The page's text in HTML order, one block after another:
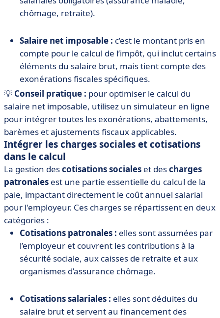
chômage, retraite).
Salaire net imposable : c’est le montant pris en
compte pour le calcul de l’impôt, qui inclut certains
éléments du salaire brut, mais tient compte des
exonérations fiscales spécifiques.
💡 Conseil pratique : pour optimiser le calcul du
salaire net imposable, utilisez un simulateur en ligne
pour intégrer toutes les exonérations, abattements,
barèmes et ajustements fiscaux applicables.
Intégrer les charges sociales et cotisations
dans le calcul
La gestion descotisations sociales et descharges
patronales est une partie essentielle du calcul de la
paie, impactant directement le coût annuel salarial
pour l'employeur. Ces charges se répartissent en deux
catégories :
Cotisations patronales : elles sont assumées par
l’employeur et couvrent les contributions à la
sécurité sociale, aux caisses de retraite et aux
organismes d’assurance chômage.
Cotisations salariales : elles sont déduites du
salaire brut et servent au financement des